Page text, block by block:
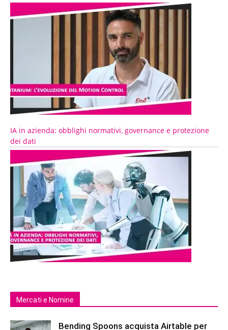
IA in azienda: obblighi normativi, governance e protezione
dei dati
Mercati e Nomine
Bending Spoons acquista Airtable per